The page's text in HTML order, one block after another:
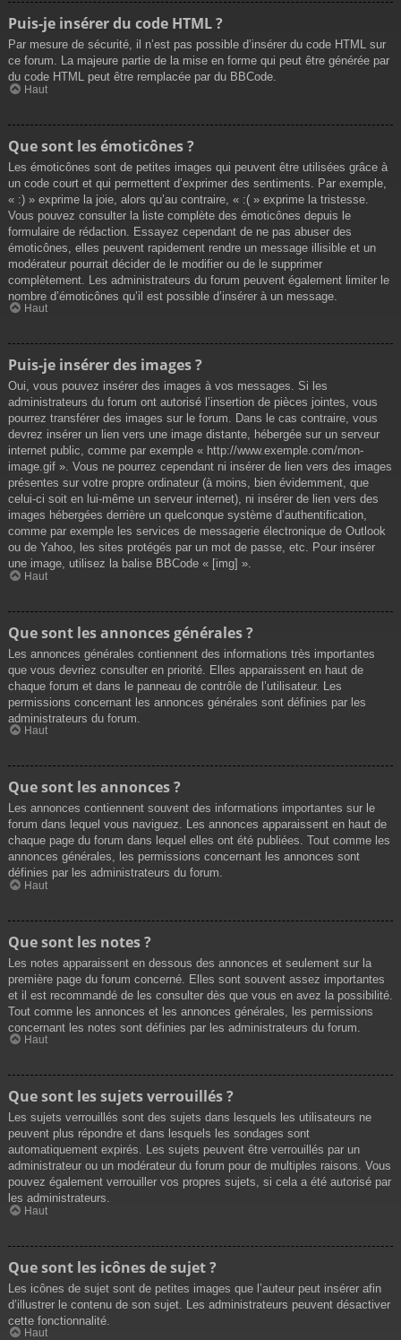
Puis-je insérer du code HTML ?
Par mesure de sécurité, il n’est pas possible d’insérer du code HTML sur
ce forum. La majeure partie de la mise en forme qui peut être générée par
du code HTML peut être remplacée par du BBCode.
Haut
Que sont les émoticônes ?
Les émoticônes sont de petites images qui peuvent être utilisées grâce à
un code court et qui permettent d’exprimer des sentiments. Par exemple,
« :) » exprime la joie, alors qu’au contraire, « :( » exprime la tristesse.
Vous pouvez consulter la liste complète des émoticônes depuis le
formulaire de rédaction. Essayez cependant de ne pas abuser des
émoticônes, elles peuvent rapidement rendre un message illisible et un
modérateur pourrait décider de le modifier ou de le supprimer
complètement. Les administrateurs du forum peuvent également limiter le
nombre d’émoticônes qu’il est possible d’insérer à un message.
Haut
Puis-je insérer des images ?
Oui, vous pouvez insérer des images à vos messages. Si les
administrateurs du forum ont autorisé l’insertion de pièces jointes, vous
pourrez transférer des images sur le forum. Dans le cas contraire, vous
devrez insérer un lien vers une image distante, hébergée sur un serveur
internet public, comme par exemple « http://www.exemple.com/mon-
image.gif ». Vous ne pourrez cependant ni insérer de lien vers des images
présentes sur votre propre ordinateur (à moins, bien évidemment, que
celui-ci soit en lui-même un serveur internet), ni insérer de lien vers des
images hébergées derrière un quelconque système d’authentification,
comme par exemple les services de messagerie électronique de Outlook
ou de Yahoo, les sites protégés par un mot de passe, etc. Pour insérer
une image, utilisez la balise BBCode « [img] ».
Haut
Que sont les annonces générales ?
Les annonces générales contiennent des informations très importantes
que vous devriez consulter en priorité. Elles apparaissent en haut de
chaque forum et dans le panneau de contrôle de l’utilisateur. Les
permissions concernant les annonces générales sont définies par les
administrateurs du forum.
Haut
Que sont les annonces ?
Les annonces contiennent souvent des informations importantes sur le
forum dans lequel vous naviguez. Les annonces apparaissent en haut de
chaque page du forum dans lequel elles ont été publiées. Tout comme les
annonces générales, les permissions concernant les annonces sont
définies par les administrateurs du forum.
Haut
Que sont les notes ?
Les notes apparaissent en dessous des annonces et seulement sur la
première page du forum concerné. Elles sont souvent assez importantes
et il est recommandé de les consulter dès que vous en avez la possibilité.
Tout comme les annonces et les annonces générales, les permissions
concernant les notes sont définies par les administrateurs du forum.
Haut
Que sont les sujets verrouillés ?
Les sujets verrouillés sont des sujets dans lesquels les utilisateurs ne
peuvent plus répondre et dans lesquels les sondages sont
automatiquement expirés. Les sujets peuvent être verrouillés par un
administrateur ou un modérateur du forum pour de multiples raisons. Vous
pouvez également verrouiller vos propres sujets, si cela a été autorisé par
les administrateurs.
Haut
Que sont les icônes de sujet ?
Les icônes de sujet sont de petites images que l’auteur peut insérer afin
d’illustrer le contenu de son sujet. Les administrateurs peuvent désactiver
cette fonctionnalité.
Haut